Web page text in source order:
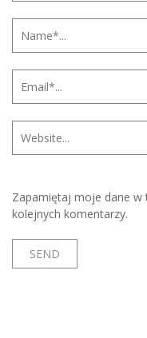
Zapamiętaj moje dane w
kolejnych komentarzy.